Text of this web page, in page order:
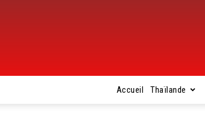
Accueil Thaïlande